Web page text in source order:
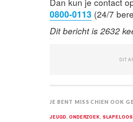
0800-0113 (24/7
Dit bericht is 2632
DIT
JE BENT MISSCHIEN OOK
JEUGD ,ONDERZOEK